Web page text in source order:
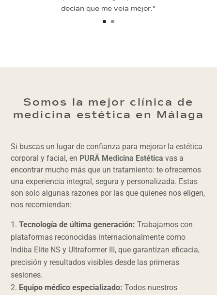
decían que me veía mejor.”
Somos la mejor clínica de
medicina estética en Málaga
Si buscas un lugar de confianza para mejorar la estética
corporal y facial, en PURÄ Medicina Estética vas a
encontrar mucho más que un tratamiento: te ofrecemos
una experiencia integral, segura y personalizada. Estas
son solo algunas razones por las que quienes nos eligen,
nos recomiendan:
Tecnología de última generación: Trabajamos con
plataformas reconocidas internacionalmente como
Indiba Elite NS y Ultraformer III, que garantizan eficacia,
precisión y resultados visibles desde las primeras
sesiones.
Equipo médico especializado: Todos nuestros